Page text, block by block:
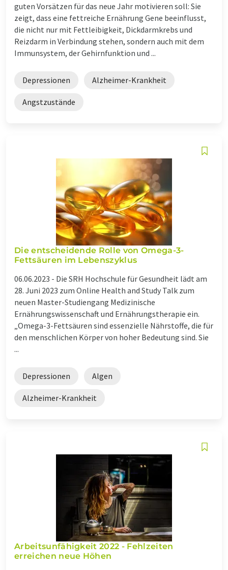
guten Vorsätzen für das neue Jahr motivieren soll: Sie
zeigt, dass eine fettreiche Ernährung Gene beeinflusst,
die nicht nur mit Fettleibigkeit, Dickdarmkrebs und
Reizdarm in Verbindung stehen, sondern auch mit dem
Immunsystem, der Gehirnfunktion und ...
Depressionen Alzheimer-Krankheit
Angstzustände
Die entscheidende Rolle von Omega-3-
Fettsäuren im Lebenszyklus
06.06.2023 - Die SRH Hochschule für Gesundheit lädt am
28. Juni 2023 zum Online Health and Study Talk zum
neuen Master-Studiengang Medizinische
Ernährungswissenschaft und Ernährungstherapie ein.
„Omega-3-Fettsäuren sind essenzielle Nährstoffe, die für
den menschlichen Körper von hoher Bedeutung sind. Sie
...
Depressionen Algen
Alzheimer-Krankheit
Arbeitsunfähigkeit 2022 - Fehlzeiten
erreichen neue Höhen